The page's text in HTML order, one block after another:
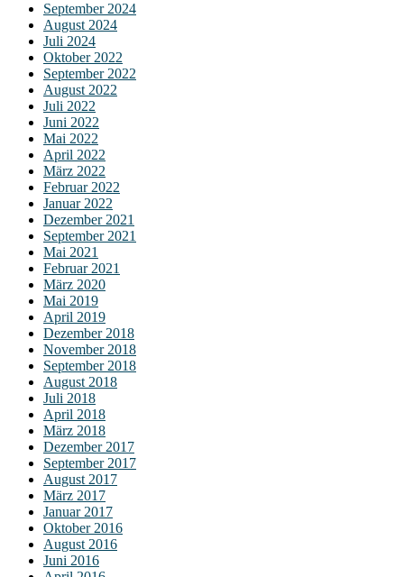
September 2024
August 2024
Juli 2024
Oktober 2022
September 2022
August 2022
Juli 2022
Juni 2022
Mai 2022
April 2022
März 2022
Februar 2022
Januar 2022
Dezember 2021
September 2021
Mai 2021
Februar 2021
März 2020
Mai 2019
April 2019
Dezember 2018
November 2018
September 2018
August 2018
Juli 2018
April 2018
März 2018
Dezember 2017
September 2017
August 2017
März 2017
Januar 2017
Oktober 2016
August 2016
Juni 2016